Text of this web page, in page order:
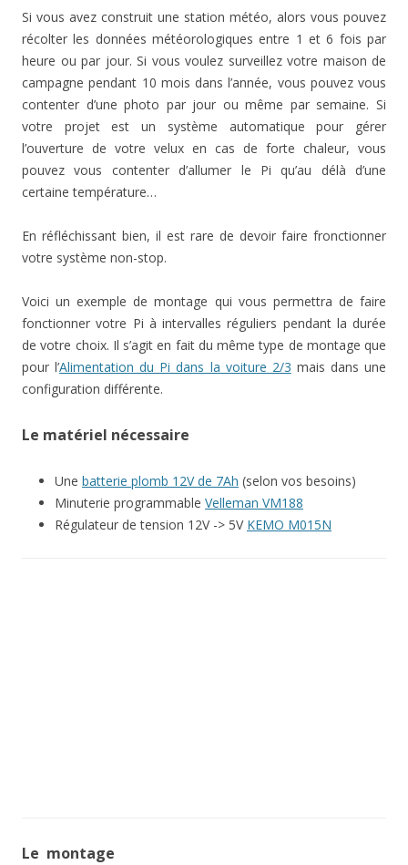
Si vous avez construit une station météo, alors vous pouvez
récolter les données météorologiques entre 1 et 6 fois par
heure ou par jour. Si vous voulez surveillez votre maison de
campagne pendant 10 mois dans l’année, vous pouvez vous
contenter d’une photo par jour ou même par semaine. Si
votre projet est un système automatique pour gérer
l’ouverture de votre velux en cas de forte chaleur, vous
pouvez vous contenter d’allumer le Pi qu’au délà d’une
certaine température…
En réfléchissant bien, il est rare de devoir faire fronctionner
votre système non-stop.
Voici un exemple de montage qui vous permettra de faire
fonctionner votre Pi à intervalles réguliers pendant la durée
de votre choix. Il s’agit en fait du même type de montage que
pour l’Alimentation du Pi dans la voiture 2/3 mais dans une
configuration différente.
Le matériel nécessaire
Une batterie plomb 12V de 7Ah (selon vos besoins)
Minuterie programmable Velleman VM188
Régulateur de tension 12V -> 5V KEMO M015N
Le montage